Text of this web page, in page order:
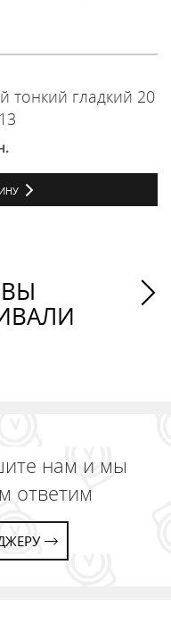
тонкий гладкий 20
нам и мы
ответим